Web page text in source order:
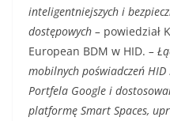
inteligentniejszych i
dostępowych – powiedział
European BDM w HID. –
mobilnych poświadczeń HID
Portfela Google i
platformę Smart Spaces,